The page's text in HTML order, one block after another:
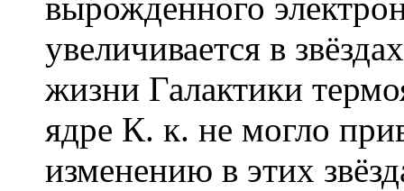
вырожденного
увеличивается в
жизни Галактики
ядре К. к. не могло
изменению в этих